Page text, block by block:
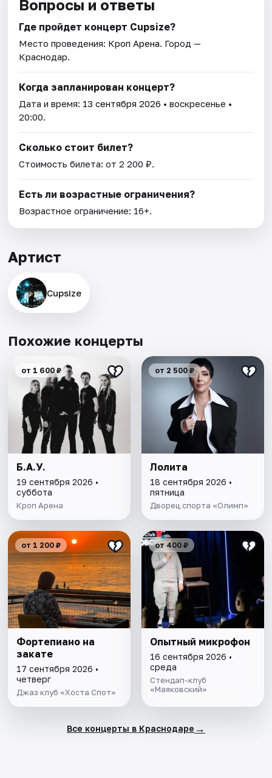
Вопросы и ответы
Где пройдет концерт Cupsize?
Место проведения: Кроп Арена. Город —
Краснодар.
Когда запланирован концерт?
Дата и время: 13 сентября 2026 • воскресенье •
20:00.
Сколько стоит билет?
Стоимость билета: от 2 200 ₽.
Есть ли возрастные ограничения?
Возрастное ограничение: 16+.
Артист
Cupsize
Похожие концерты
от 1 600 ₽
Б.А.У.
19 сентября 2026 •
суббота
Кроп Арена
от 2 500 ₽
Лолита
18 сентября 2026 •
пятница
Дворец спорта «Олимп»
от 1 200 ₽
Фортепиано на
закате
17 сентября 2026 •
четверг
Джаз клуб «Хоста Спот»
от 400 ₽
Опытный микрофон
16 сентября 2026 •
среда
Стендап-клуб
«Маяковский»
Все концерты в Краснодаре →